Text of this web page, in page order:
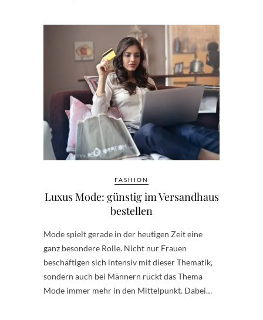
FASHION
Luxus Mode: günstig im Versandhaus
bestellen
Mode spielt gerade in der heutigen Zeit eine
ganz besondere Rolle. Nicht nur Frauen
beschäftigen sich intensiv mit dieser Thematik,
sondern auch bei Männern rückt das Thema
Mode immer mehr in den Mittelpunkt. Dabei…